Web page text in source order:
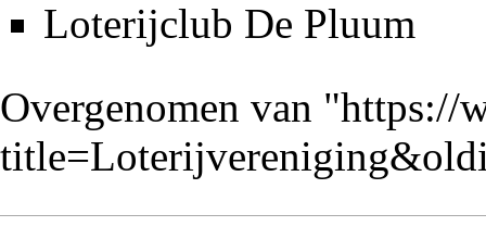
Loterijclub De Pluum
Overgenomen van "https://